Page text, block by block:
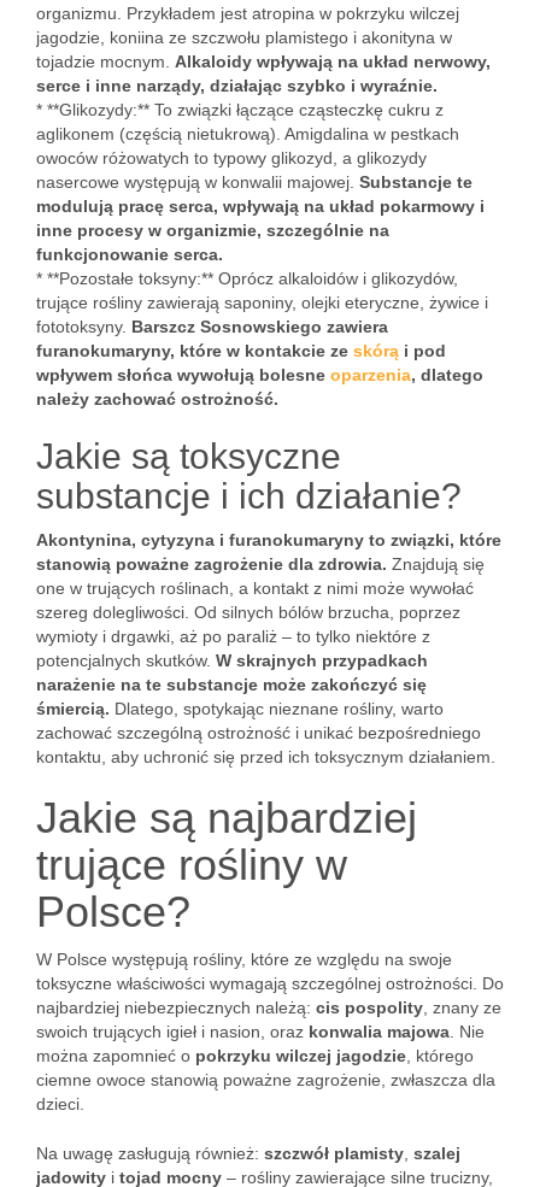
organizmu. Przykładem jest atropina w pokrzyku wilczej
jagodzie, koniina ze szczwołu plamistego i akonityna w
tojadzie mocnym. Alkaloidy wpływają na układ nerwowy,
serce i inne narządy, działając szybko i wyraźnie.
* **Glikozydy:** To związki łączące cząsteczkę cukru z
aglikonem (częścią nietukrową). Amigdalina w pestkach
owoców różowatych to typowy glikozyd, a glikozydy
nasercowe występują w konwalii majowej. Substancje te
modulują pracę serca, wpływają na układ pokarmowy i
inne procesy w organizmie, szczególnie na
funkcjonowanie serca.
* **Pozostałe toksyny:** Oprócz alkaloidów i glikozydów,
trujące rośliny zawierają saponiny, olejki eteryczne, żywice i
fototoksyny. Barszcz Sosnowskiego zawiera
furanokumaryny, które w kontakcie ze skórą i pod
wpływem słońca wywołują bolesne oparzenia, dlatego
należy zachować ostrożność.
Jakie są toksyczne
substancje i ich działanie?
Akontynina, cytyzyna i furanokumaryny to związki, które
stanowią poważne zagrożenie dla zdrowia. Znajdują się
one w trujących roślinach, a kontakt z nimi może wywołać
szereg dolegliwości. Od silnych bólów brzucha, poprzez
wymioty i drgawki, aż po paraliż – to tylko niektóre z
potencjalnych skutków. W skrajnych przypadkach
narażenie na te substancje może zakończyć się
śmiercią. Dlatego, spotykając nieznane rośliny, warto
zachować szczególną ostrożność i unikać bezpośredniego
kontaktu, aby uchronić się przed ich toksycznym działaniem.
Jakie są najbardziej
trujące rośliny w
Polsce?
W Polsce występują rośliny, które ze względu na swoje
toksyczne właściwości wymagają szczególnej ostrożności. Do
najbardziej niebezpiecznych należą: cis pospolity , znany ze
swoich trujących igieł i nasion, oraz konwalia majowa . Nie
można zapomnieć o pokrzyku wilczej jagodzie , którego
ciemne owoce stanowią poważne zagrożenie, zwłaszcza dla
dzieci.
Na uwagę zasługują również: szczwół plamisty szalej
jadowity i tojad mocny – rośliny zawierające silne trucizny,